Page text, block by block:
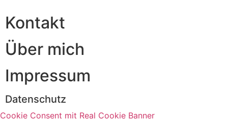
Kontakt
Über mich
Impressum
Datenschutz
Cookie Consent mit Real Cookie Banner